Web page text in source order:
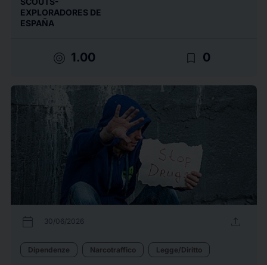
EXPLORADORES DE
ESPAÑA
target 1.00 bookmark_border 0
calendar_today 30/06/2026 upload
Dipendenze Narcotraffico Legge/Diritto